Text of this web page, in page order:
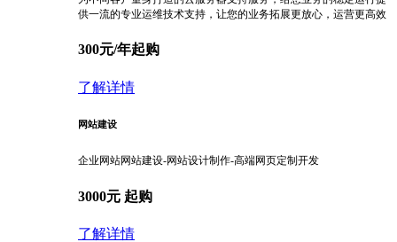
供一流的专业运维技术支持，让您的业务拓展更放心，运营更高效
300元/年起购
了解详情
网站建设
企业网站网站建设-网站设计制作-高端网页定制开发
3000元 起购
了解详情